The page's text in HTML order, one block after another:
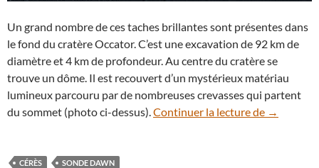
Un grand nombre de ces taches brillantes sont présentes dans
le fond du cratère Occator. C’est une excavation de 92 km de
diamètre et 4 km de profondeur. Au centre du cratère se
trouve un dôme. Il est recouvert d’un mystérieux matériau
lumineux parcouru par de nombreuses crevasses qui partent
du sommet (photo ci-dessus).Continuer la lecture de De la
→
CÉRÈS SONDE DAWN